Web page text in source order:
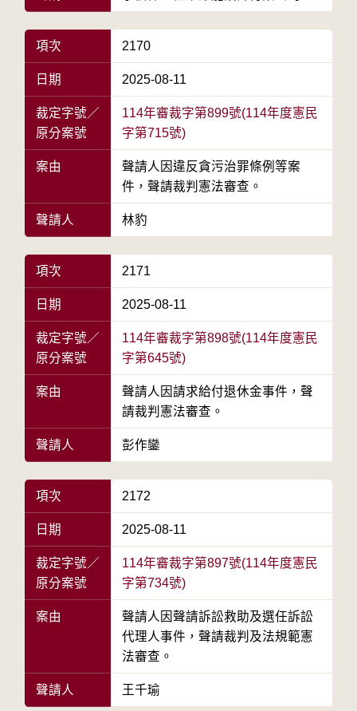
項次 2170
日期 2025-08-11
裁定字號／
原分案號
114年審裁字第899號(114年度憲民
字第715號)
案由
聲請人因違反貪污治罪條例等案
件，聲請裁判憲法審查。
聲請人 林豹
項次 2171
日期 2025-08-11
裁定字號／
原分案號
114年審裁字第898號(114年度憲民
字第645號)
案由
聲請人因請求給付退休金事件，聲
請裁判憲法審查。
聲請人 彭作鑾
項次 2172
日期 2025-08-11
裁定字號／
原分案號
114年審裁字第897號(114年度憲民
字第734號)
案由
聲請人因聲請訴訟救助及選任訴訟
代理人事件，聲請裁判及法規範憲
法審查。
聲請人 王千瑜